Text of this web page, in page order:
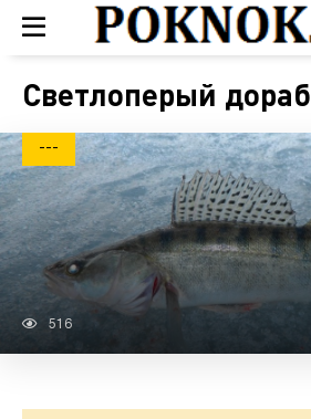
Светлоперый дораб
---
516